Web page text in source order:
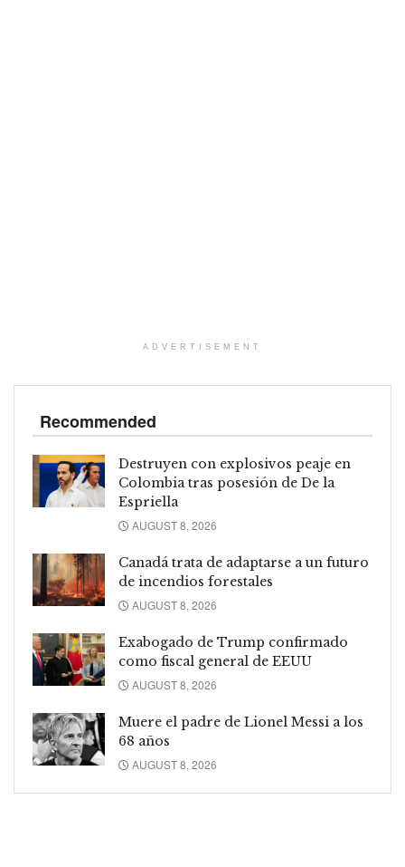
ADVERTISEMENT
Recommended
Destruyen con explosivos peaje en
Colombia tras posesión de De la
Espriella
AUGUST 8, 2026
Canadá trata de adaptarse a un futuro
de incendios forestales
AUGUST 8, 2026
Exabogado de Trump confirmado
como fiscal general de EEUU
AUGUST 8, 2026
Muere el padre de Lionel Messi a los
68 años
AUGUST 8, 2026